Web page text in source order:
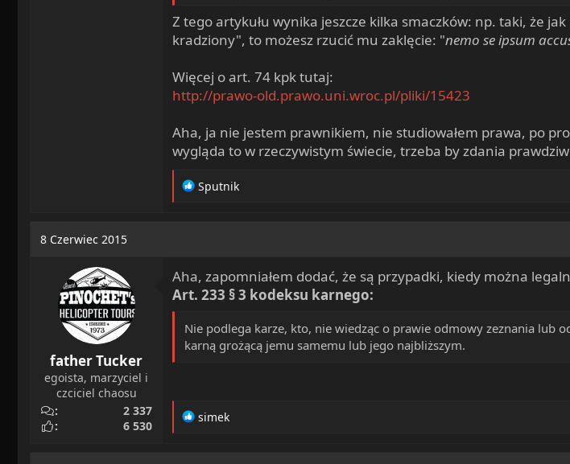
Z tego artykułu wynika jeszcze kilka smaczków: np. taki, że
kradziony", to możesz rzucić mu zaklęcie: "nemo se ipsum
Więcej o art. 74 kpk tutaj:
http://prawo-old.prawo.uni.wroc.pl/pliki/15423
Aha, ja nie jestem prawnikiem, nie studiowałem prawa, po
wygląda to w rzeczywistym świecie, trzeba by zdania
R
o
n
:
Sputnik
8 Czerwiec 2015
father Tucker
egoista, marzyciel i
czciciel chaosu
2 337
6 530
Aha, zapomniałem dodać, że są przypadki, kiedy można
Art. 233 § 3 kodeksu karnego:
Nie podlega karze, kto, nie wiedząc o prawie odmowy zeznania lub
karną grożącą jemu samemu lub jego najbliższym.
R
simek